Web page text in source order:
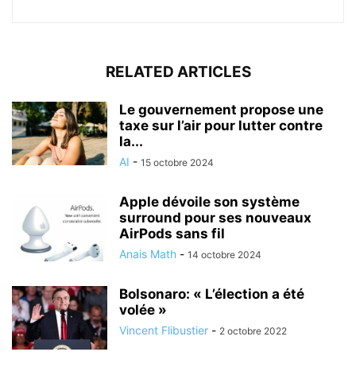
RELATED ARTICLES
Le gouvernement propose une
taxe sur l’air pour lutter contre
la...
AI - 15 octobre 2024
Apple dévoile son système
surround pour ses nouveaux
AirPods sans fil
Anais Math - 14 octobre 2024
Bolsonaro: « L’élection a été
volée »
Vincent Flibustier - 2 octobre 2022